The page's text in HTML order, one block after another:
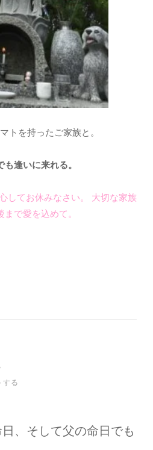
トを持ったご家族と。
も逢いに来れる。
してお休みなさい。 大切な家族
まで愛を込めて。
する
、そして父の命日でも